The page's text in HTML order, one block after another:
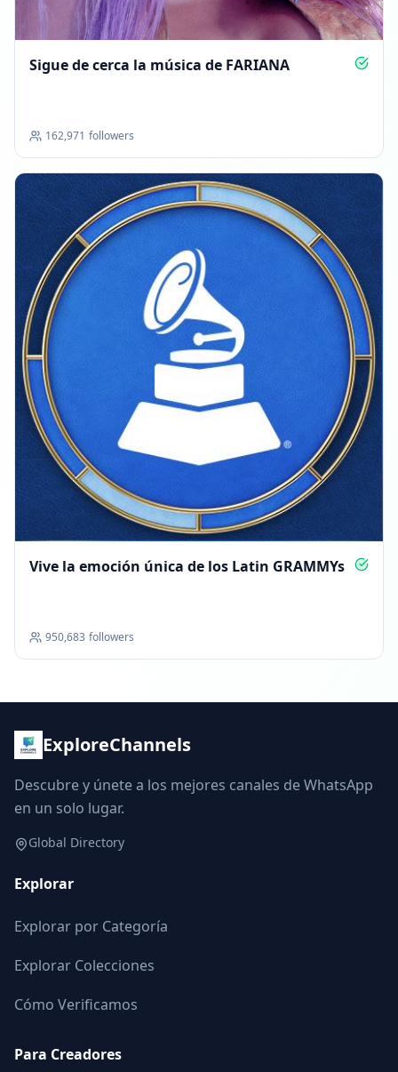
Sigue de cerca la música de FARIANA
162,971 followers
Vive la emoción única de los Latin GRAMMYs
950,683 followers
ExploreChannels
Descubre y únete a los mejores canales de WhatsApp
en un solo lugar.
Global Directory
Explorar
Explorar por Categoría
Explorar Colecciones
Cómo Verificamos
Para Creadores